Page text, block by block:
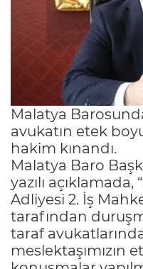
Malatya
avukatın etek
hakim kınandı.
Malatya Baro
yazılı
Adliyesi 2. İş
tarafından
taraf
meslektaşımızın